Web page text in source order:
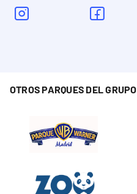
OTROS PARQUES DEL GRUPO